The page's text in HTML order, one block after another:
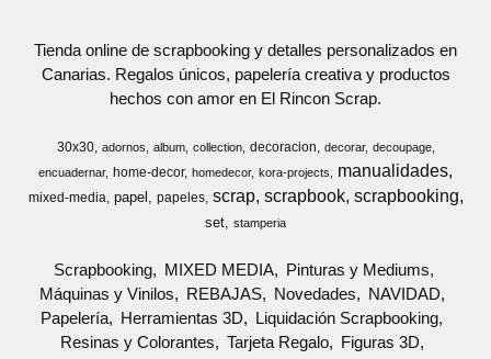
Tienda online de scrapbooking y detalles personalizados en
Canarias. Regalos únicos, papelería creativa y productos
hechos con amor en El Rincon Scrap.
30x30 adornos album collection decoracion decorar
decoupage
encuadernar
home-decor homedecor kora-projects manualidades
mixed-media papel papeles scrap scrapbook scrapbooking
set stamperia
Scrapbooking MIXED MEDIA
Pinturas y Mediums
Máquinas y Vinilos
REBAJAS Novedades
NAVIDAD
Papelería
Herramientas 3D
Liquidación Scrapbooking
Resinas y Colorantes
Tarjeta Regalo
Figuras 3D